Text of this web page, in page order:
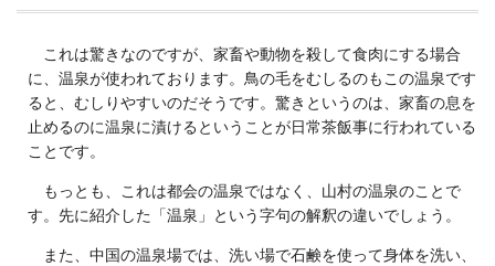
これは驚きなのですが、家畜や動物を殺して食肉にする場合
に、温泉が使われております。鳥の毛をむしるのもこの温泉です
ると、むしりやすいのだそうです。驚きというのは、家畜の息を
止めるのに温泉に漬けるということが日常茶飯事に行われている
ことです。
もっとも、これは都会の温泉ではなく、山村の温泉のことで
す。先に紹介した「温泉」という字句の解釈の違いでしょう。
また、中国の温泉場では、洗い場で石鹸を使って身体を洗い、